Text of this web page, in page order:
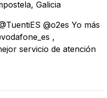
Galicia
@o2es Yo más
,
servicio de atención